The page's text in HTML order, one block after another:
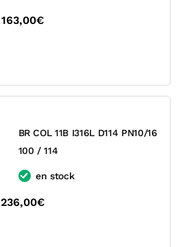
163,00€
BR COL 11B I316L D114 PN10/16
100 / 114
en stock
236,00€